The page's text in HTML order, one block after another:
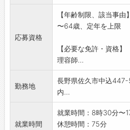
・ロッド等器具類の
・フロアの清掃
※店長を目指す方の応募
り)
変更範囲:変更なし
応募資格
【年齢制限、該当事由】
〜64歳、定年を上限
【必要な免許・資格】
理容師...
勤務地
長野県佐久市中込
内...
就業時間
就業時間：8時30分〜
休憩時間：75分